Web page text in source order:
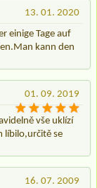
13. 01. 2020
einige Tage auf
kann den
01. 09. 2019
vše uklízí
líbilo,určitě se
16. 07. 2009